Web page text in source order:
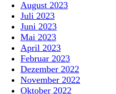
August 2023
Juli 2023
Juni 2023
Mai 2023
April 2023
Februar 2023
Dezember 2022
November 2022
Oktober 2022